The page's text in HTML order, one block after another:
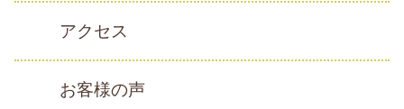
アクセス
お客様の声